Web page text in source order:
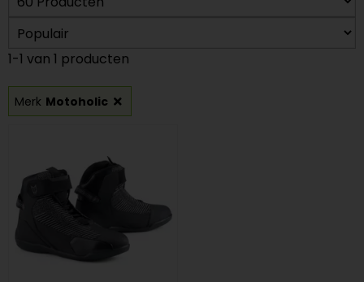
1-1 van 1 producten
Merk Motoholic